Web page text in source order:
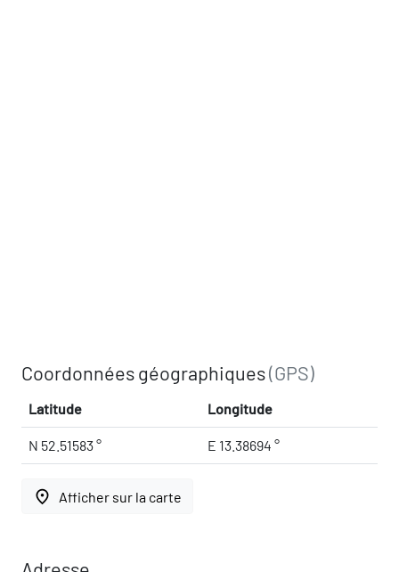
Coordonnées géographiques(GPS)
Latitude Longitude
N 52.51583 ° E 13.38694 °
place Afficher sur la carte